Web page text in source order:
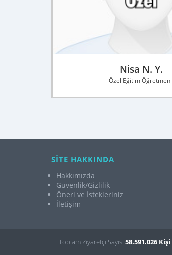
Nisa N. Y.
Özel Eğitim Öğretmeni
SİTE HAKKINDA
Hakkımızda
Güvenlik/Gizlilik
Öneri ve İstekleriniz
İletişim
Toplam Ziyaretçi Sayısı 58.591.026 Kişi